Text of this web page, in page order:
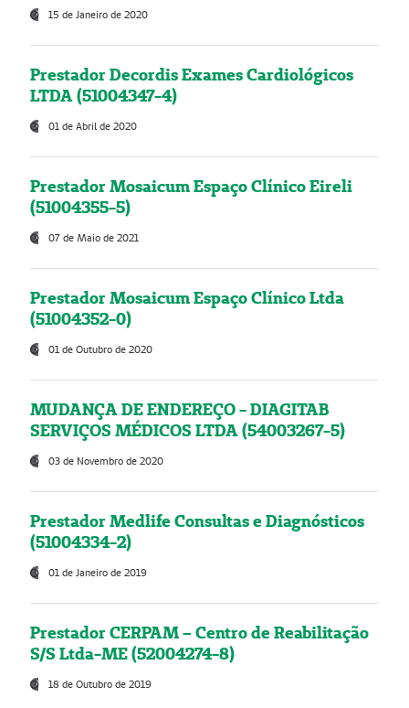
15 de Janeiro de 2020
Prestador Decordis Exames Cardiológicos
LTDA (51004347-4)
01 de Abril de 2020
Prestador Mosaicum Espaço Clínico Eireli
(51004355-5)
07 de Maio de 2021
Prestador Mosaicum Espaço Clínico Ltda
(51004352-0)
01 de Outubro de 2020
MUDANÇA DE ENDEREÇO - DIAGITAB
SERVIÇOS MÉDICOS LTDA (54003267-5)
03 de Novembro de 2020
Prestador Medlife Consultas e Diagnósticos
(51004334-2)
01 de Janeiro de 2019
Prestador CERPAM – Centro de Reabilitação
S/S Ltda-ME (52004274-8)
18 de Outubro de 2019